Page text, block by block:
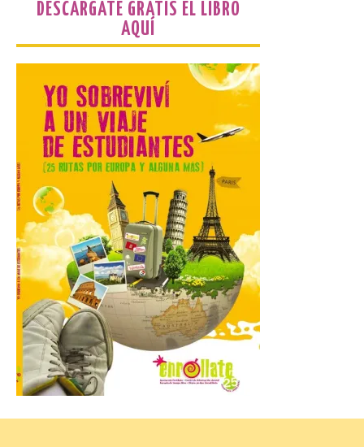
Las visitas guiadas
tendrán lugar todos los
días a las 10:30 y a las 12:30
horas. No es necesaria
inscripción previa para
participar. El Gobierno de Aragón, en
colaboración con la Mancomunidad del
Alto Valle del Aragón y otras entidades […]
Inaugurada en Samos la
muestra Hospitalidad
monástica
10 Ago 2026
Recupera la memoria de
los monasterios como
espacios de acogida. La
iniciativa recorrerá cinco
municipios rurales
vinculados al Camino de Santiago y
permitirá acercar al público la historia de
exposición itinerante de acceso libre. El
DESCÁRGATE GRATIS EL LIBRO
AQUÍ